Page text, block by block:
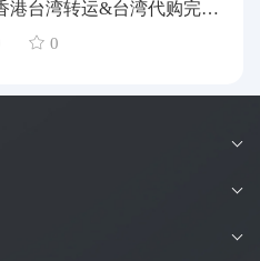
港台湾转运&台湾代购完整
0